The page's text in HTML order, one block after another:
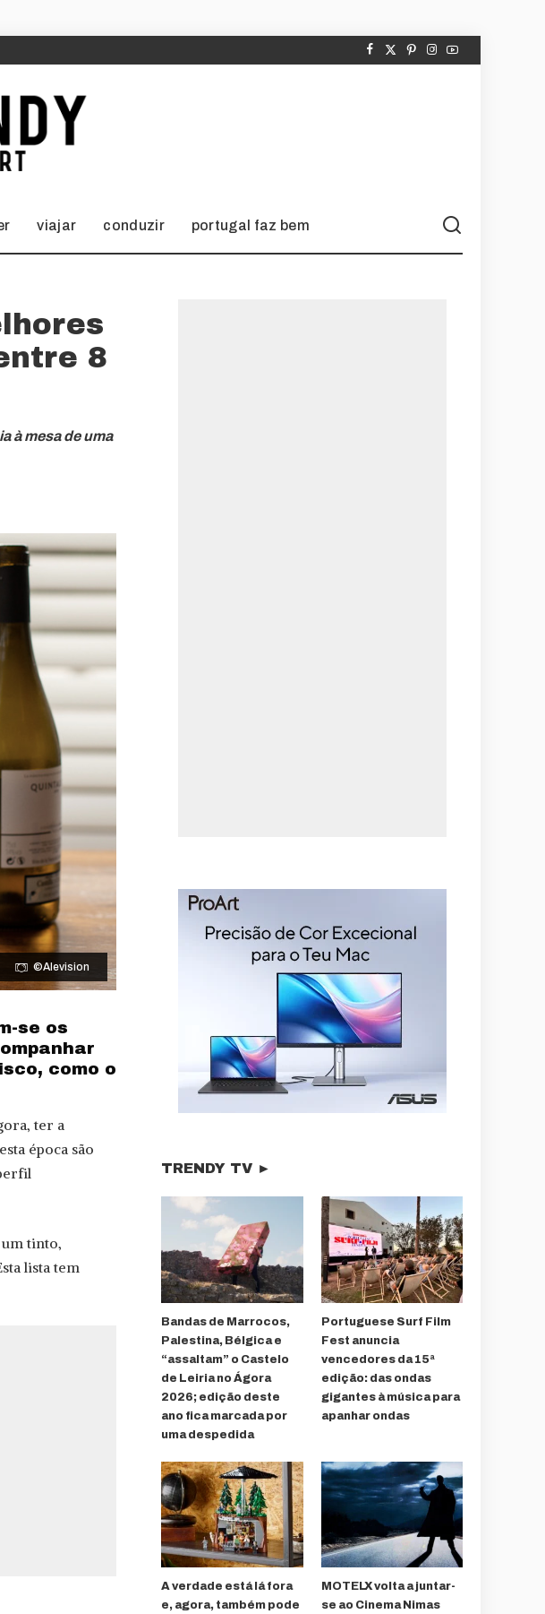
viajar conduzir portugal faz bem
8
à mesa de uma
©Alevision
se os
como o
ter a
época são
tinto,
lista tem
TRENDY TV ►
Bandas de Marrocos,
Palestina, Bélgica e
“assaltam” o Castelo
de Leiria no Ágora
2026; edição deste
ano fica marcada por
uma despedida
Portuguese Surf Film
Fest anuncia
vencedores da 15ª
edição: das ondas
gigantes à música para
apanhar ondas
A verdade está lá fora
e, agora, também pode
MOTELX volta a juntar-
se ao Cinema Nimas